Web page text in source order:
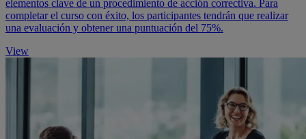
elementos clave de un procedimiento de acción correctiva. Para
completar el curso con éxito, los participantes tendrán que realizar
una evaluación y obtener una puntuación del 75%.
View